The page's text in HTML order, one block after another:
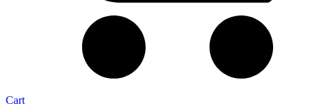
Cart